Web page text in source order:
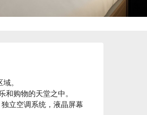
。
和购物的天堂之中。
立空调系统，液晶屏幕